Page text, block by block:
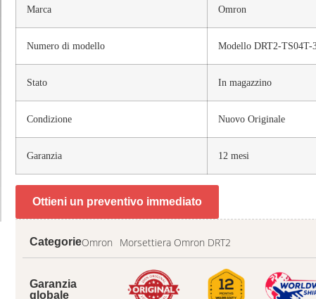
Marca Omron
Numero di modello Modello DRT2-TS04T-
Stato In magazzino
Condizione Nuovo Originale
Garanzia 12 mesi
Ottieni un preventivo immediato
CategorieOmron Morsettiera Omron DRT2
Garanzia
globale